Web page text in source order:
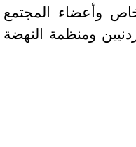
وأعضاء المجتمع
ومنظمة النهضة